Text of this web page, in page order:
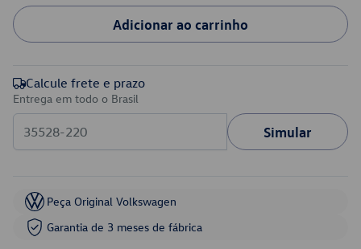
Adicionar ao carrinho
Calcule frete e prazo
Entrega em todo o Brasil
Simular
Peça Original Volkswagen
Garantia de 3 meses de fábrica